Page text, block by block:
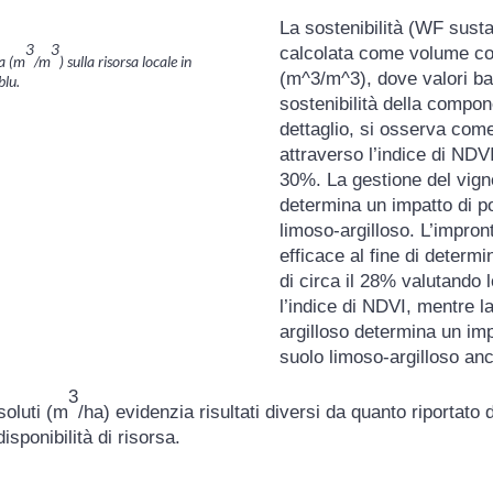
(m
3
/m
3
) sulla risorsa locale in
La sostenibilità (WF
calcolata come volume
(m^3/m^3), dove valori
sostenibilità della
dettaglio, si osserva
attraverso l’indice di
30%. La gestione del
determina un impatto di
limoso-argilloso.
efficace al fine di
di circa il 28% valutando
l’indice di NDVI, mentre
argilloso determina un
suolo limoso-argilloso
(m
3
/ha) evidenzia risultati diversi da quanto riportato
di risorsa.